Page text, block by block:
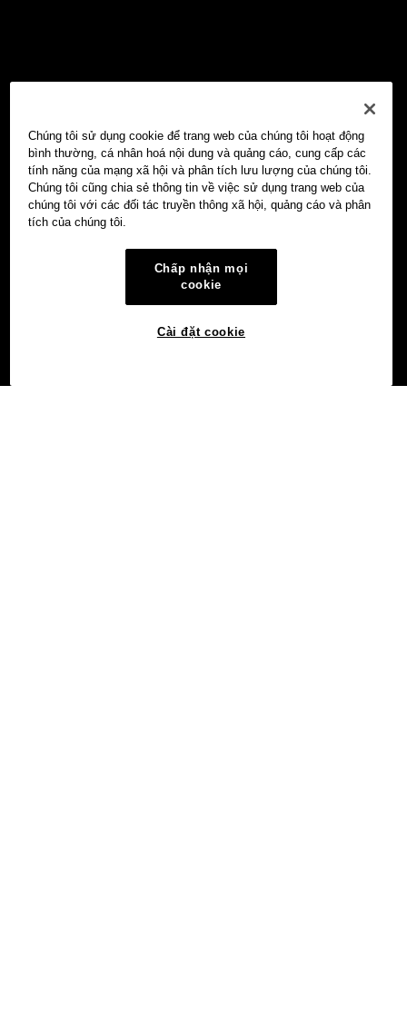
Chúng tôi sử dụng cookie để trang web của chúng tôi hoạt động
bình thường, cá nhân hoá nội dung và quảng cáo, cung cấp các
tính năng của mạng xã hội và phân tích lưu lượng của chúng tôi.
Chúng tôi cũng chia sẻ thông tin về việc sử dụng trang web của
chúng tôi với các đối tác truyền thông xã hội, quảng cáo và phân
tích của chúng tôi.
Chấp nhận mọi
cookie
Cài đặt cookie